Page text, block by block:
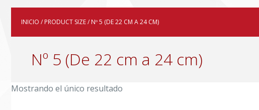
INICIO / PRODUCT SIZE / Nº 5 (DE 22 CM A 24 CM)
Nº 5 (De 22 cm a 24 cm)
Mostrando el único resultado